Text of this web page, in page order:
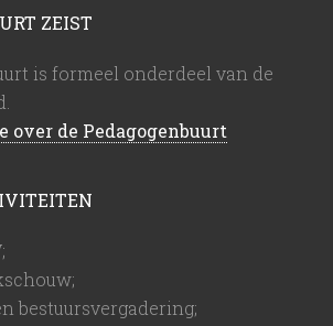
ZEIST
is formeel onderdeel van de
over de Pedagogenbuurt
bestuursvergadering;